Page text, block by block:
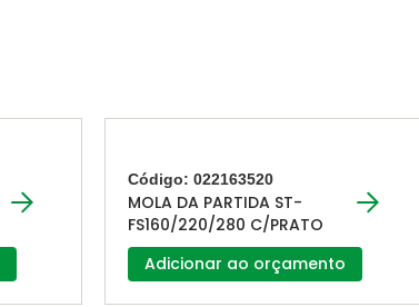
Código: 022163520
MOLA DA PARTIDA ST-
FS160/220/280 C/PRATO
Adicionar ao orçamento